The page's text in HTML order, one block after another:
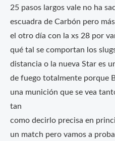
25 pasos largos vale no ha
escuadra de Carbón pero
el otro día con la xs 28 por
qué tal se comportan los
distancia o la nueva Star es
de fuego totalmente porque
una munición que se vea
tan
como decirlo precisa en
un match pero vamos a